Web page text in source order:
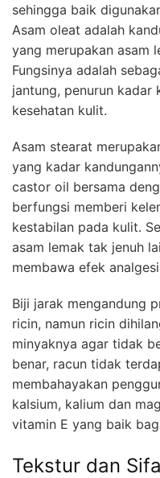
sehingga baik
Asam oleat adalah
yang merupakan asam
Fungsinya adalah
jantung, penurun kadar
kesehatan kulit.
Asam stearat
yang kadar
castor oil bersama
berfungsi memberi
kestabilan pada kulit.
asam lemak tak jenuh
membawa efek
Biji jarak mengandung
ricin, namun ricin
minyaknya agar tidak
benar, racun tidak
membahayakan
kalsium, kalium dan
vitamin E yang baik
Tekstur dan